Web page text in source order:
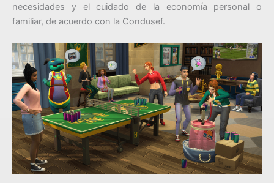
necesidades y el cuidado de la economía personal o
familiar, de acuerdo con la Condusef.